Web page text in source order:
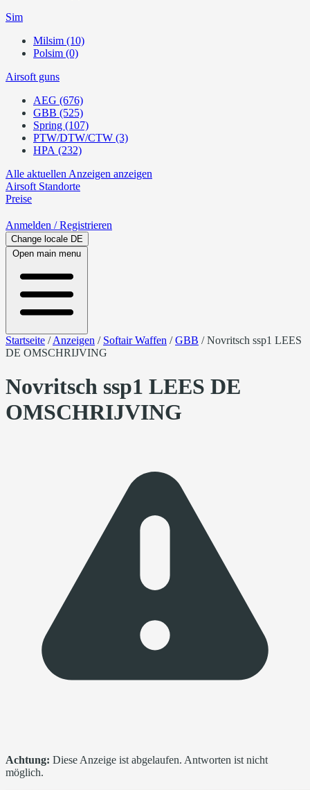
Sim
Milsim (10)
Polsim (0)
Airsoft guns
AEG (676)
GBB (525)
Spring (107)
PTW/DTW/CTW (3)
HPA (232)
Alle aktuellen Anzeigen anzeigen
Airsoft Standorte
Preise
Anmelden / Registrieren
Change locale DE
Open main menu
Startseite /Anzeigen / Softair Waffen /GBB /Novritsch ssp1 LEES
DE OMSCHRIJVING
Novritsch ssp1 LEES DE
OMSCHRIJVING
Achtung: Diese Anzeige ist abgelaufen. Antworten ist nicht
möglich.